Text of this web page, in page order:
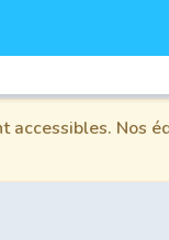
accessibles. Nos